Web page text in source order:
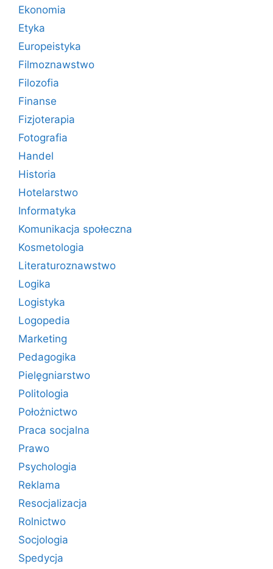
Ekonomia
Etyka
Europeistyka
Filmoznawstwo
Filozofia
Finanse
Fizjoterapia
Fotografia
Handel
Historia
Hotelarstwo
Informatyka
Komunikacja społeczna
Kosmetologia
Literaturoznawstwo
Logika
Logistyka
Logopedia
Marketing
Pedagogika
Pielęgniarstwo
Politologia
Położnictwo
Praca socjalna
Prawo
Psychologia
Reklama
Resocjalizacja
Rolnictwo
Socjologia
Spedycja